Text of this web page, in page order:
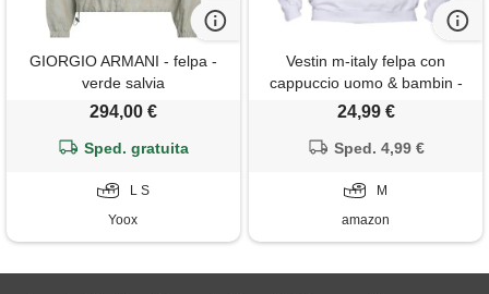
GIORGIO ARMANI - felpa -
verde salvia
294,00 €
Sped. gratuita
L S
Yoox
Vestin m-italy felpa con
cappuccio uomo & bambin -
disgrazieto lino anni 80 film -
testo, m, regular, regular,
24,99 €
Sped. 4,99 €
M
amazon